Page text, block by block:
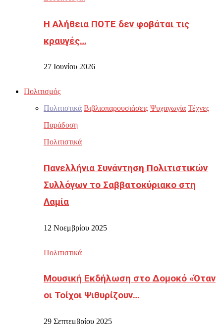
Η Αλήθεια ΠΟΤΕ δεν φοβάται τις
κραυγές…
27 Ιουνίου 2026
Πολιτισμός
Πολιτιστικά Βιβλιοπαρουσιάσεις Ψυχαγωγία Τέχνες
Παράδοση
Πολιτιστικά
Πανελλήνια Συνάντηση Πολιτιστικών
Συλλόγων το Σαββατοκύριακο στη
Λαμία
12 Νοεμβρίου 2025
Πολιτιστικά
Μουσική Εκδήλωση στο Δομοκό «Όταν
οι Τοίχοι Ψιθυρίζουν…
29 Σεπτεμβρίου 2025